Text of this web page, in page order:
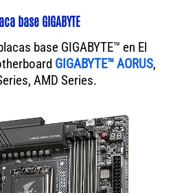
base GIGABYTE
base GIGABYTE™ en El
GIGABYTE™ AORUS,
AMD Series.